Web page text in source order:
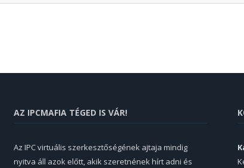
AZ IPCMAFIA TÉGED IS VÁR!
Az IPC virtuális szerkesztőségének ajtaja mindig
nyitva áll azok előtt, akik szeretnének hírt adni és